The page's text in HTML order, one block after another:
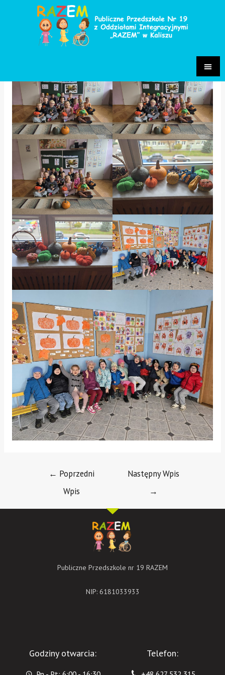
Dzień Dyni
← Poprzedni
Wpis
Następny Wpis
→
Publiczne Przedszkole nr 19 RAZEM
NIP: 6181033933
Godziny otwarcia: Telefon: